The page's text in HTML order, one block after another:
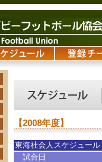
【2008年度】
東海社会人スケジュール
試合日